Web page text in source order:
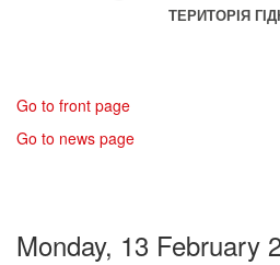
ТЕРИТОРІЯ
Go to front page
Go to news page
Monday, 13 February